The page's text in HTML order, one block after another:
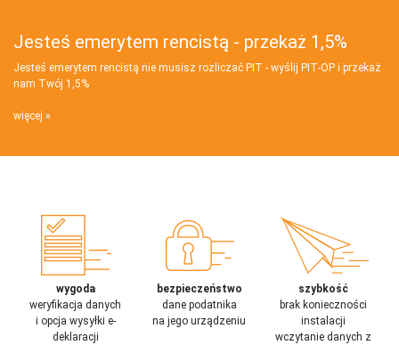
Jesteś emerytem rencistą - przekaż 1,5%
Jesteś emerytem rencistą nie musisz rozliczać PIT - wyślij PIT‑OP i przekaż
nam Twój 1,5%
więcej
wygoda
weryfikacja danych
i opcja wysyłki e-
deklaracji
bezpieczeństwo
dane podatnika
na jego urządzeniu
szybkość
brak konieczności
instalacji
wczytanie danych z